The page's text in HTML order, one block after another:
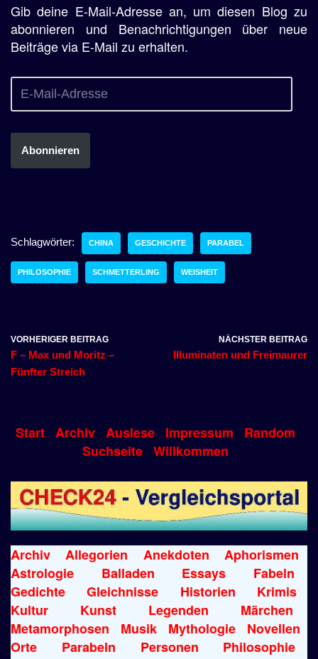
Gib deine E-Mail-Adresse an, um diesen Blog zu
abonnieren und Benachrichtigungen über neue
Beiträge via E-Mail zu erhalten.
Abonnieren
Schlagwörter: CHINA GESCHICHTE PARABEL
PHILOSOPHIE SCHMETTERLING WEISHEIT
VORHERIGER BEITRAG
F – Max und Moritz –
Fünfter Streich
NÄCHSTER BEITRAG
Illuminaten und Freimaurer
Start Archiv Auslese Impressum
Random
Suchseite Willkommen
Archiv Allegorien Anekdoten
Aphorismen
Astrologie
Balladen Essays
Fabeln
Gedichte
Gleichnisse Historien
Krimis
Kultur
Kunst Legenden
Märchen
Metamorphosen
Musik Mythologie
Novellen
Orte
Parabeln Personen
Philosophie